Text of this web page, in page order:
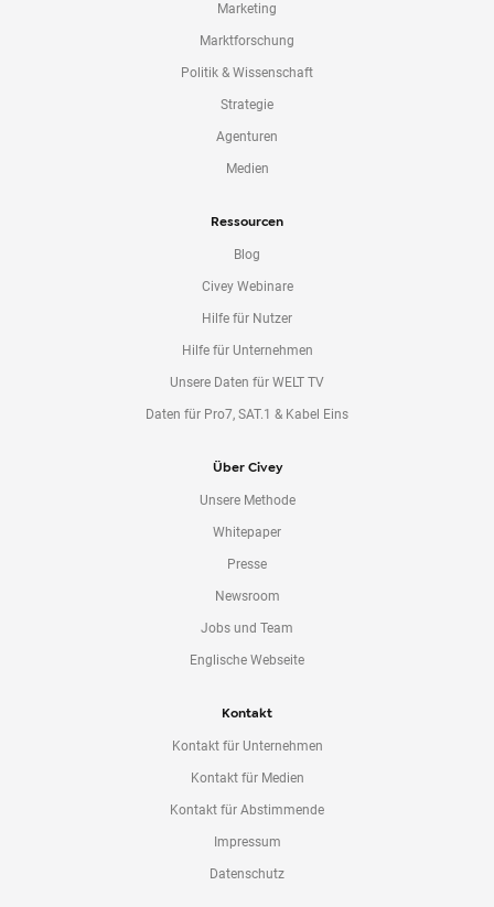
Marketing
Marktforschung
Politik & Wissenschaft
Strategie
Agenturen
Medien
Ressourcen
Blog
Civey Webinare
Hilfe für Nutzer
Hilfe für Unternehmen
Unsere Daten für WELT TV
Daten für Pro7, SAT.1 & Kabel Eins
Über Civey
Unsere Methode
Whitepaper
Presse
Newsroom
Jobs und Team
Englische Webseite
Kontakt
Kontakt für Unternehmen
Kontakt für Medien
Kontakt für Abstimmende
Impressum
Datenschutz